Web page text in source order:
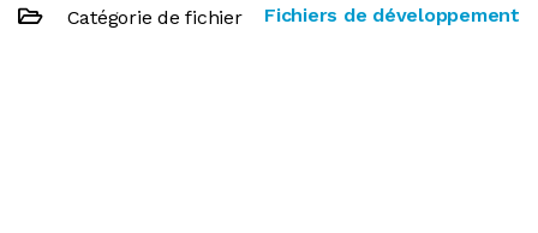
Catégorie de fichier Fichiers de développement